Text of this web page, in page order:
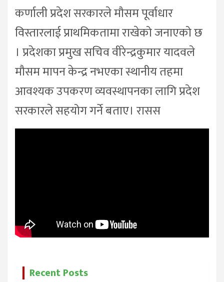
कर्णाली प्रदेश सरकारले मौसम पूर्वाधार
विस्तारलाई प्राथमिकतामा राखेको जनाएको छ
। प्रदेशका प्रमुख सचिव वीरेन्द्रकुमार यादवले
मौसम मापन केन्द्र नभएका स्थानीय तहमा
आवश्यक उपकरण व्यवस्थापनका लागि प्रदेश
सरकारले सहयोग गर्ने बताए। रासस
Recent Posts